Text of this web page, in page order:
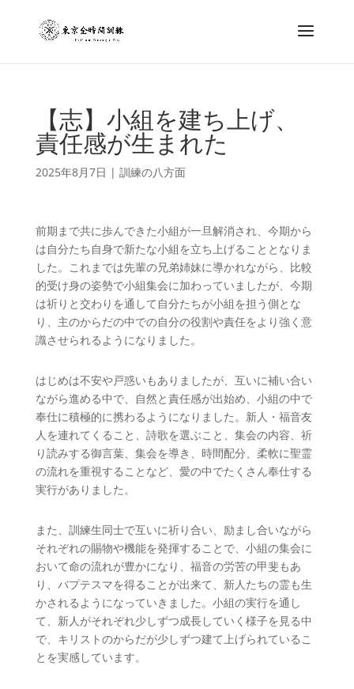
【志】小組を建ち上げ、
責任感が生まれた
2025年8月7日 | 訓練の八方面
前期まで共に歩んできた小組が一旦解消され、今期から
は自分たち自身で新たな小組を立ち上げることとなりま
した。これまでは先輩の兄弟姉妹に導かれながら、比較
的受け身の姿勢で小組集会に加わっていましたが、今期
は祈りと交わりを通して自分たちが小組を担う側とな
り、主のからだの中での自分の役割や責任をより強く意
識させられるようになりました。
はじめは不安や戸惑いもありましたが、互いに補い合い
ながら進める中で、自然と責任感が出始め、小組の中で
奉仕に積極的に携わるようになりました。新人・福音友
人を連れてくること、詩歌を選ぶこと、集会の内容、祈
り読みする御言葉、集会を導き、時間配分、柔軟に聖霊
の流れを重視することなど、愛の中でたくさん奉仕する
実行がありました。
また、訓練生同士で互いに祈り合い、励まし合いながら
それぞれの賜物や機能を発揮することで、小組の集会に
おいて命の流れが豊かになり、福音の労苦の甲斐もあ
り、バプテスマを得ることが出来て、新人たちの霊も生
かされるようになっていきました。小組の実行を通し
て、新人がそれぞれ少しずつ成長していく様子を見る中
で、キリストのからだが少しずつ建て上げられているこ
とを実感しています。